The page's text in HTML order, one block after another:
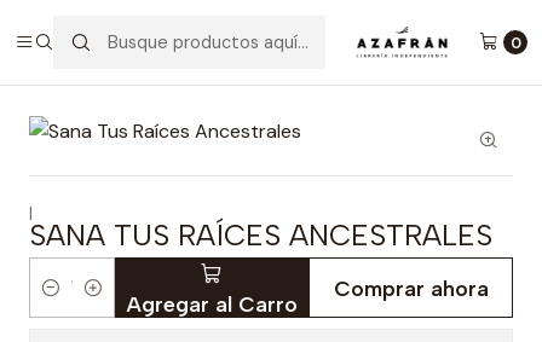
0
Salud y bienestar
Crecimiento Personal
Sana Tus Raíces Ancestrales
|
SANA TUS RAÍCES ANCESTRALES
Cantidad Agregar al Carro
Comprar ahora